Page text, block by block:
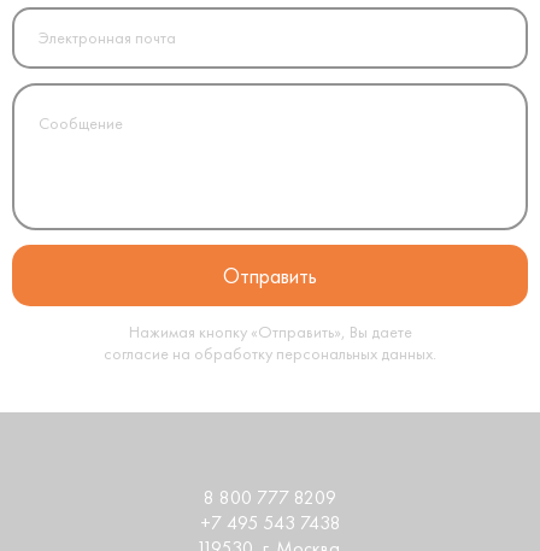
Нажимая кнопку «Отправить», Вы даете
согласие на обработку персональных данных.
8 800 777 8209
+7 495 543 7438